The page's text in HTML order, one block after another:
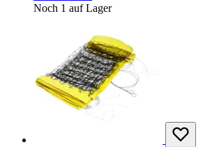
Noch 1 auf Lager